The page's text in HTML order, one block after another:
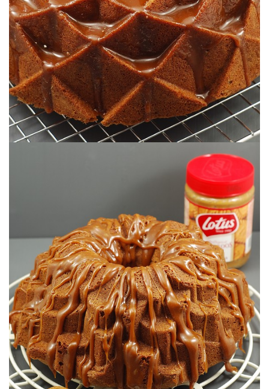
BUNDT CAKE DE NUECES PECANAS &
BUNDTCAKE DE CREMA DE
SPECULOOS
Pura tentación…